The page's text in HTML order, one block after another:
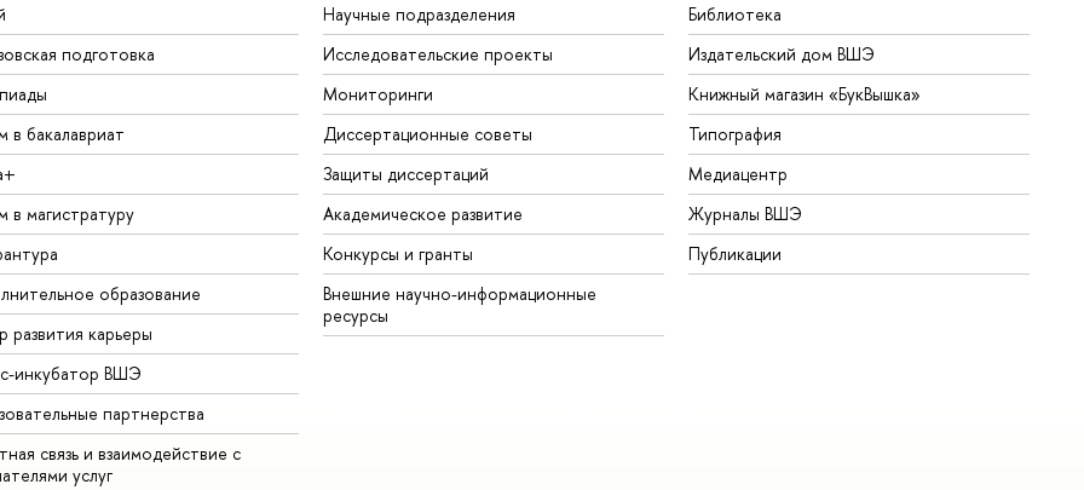
подготовка
в бакалавриат
в магистратуру
образование
развития карьеры
инкубатор ВШЭ
партнерства
связь и взаимодействие с
услуг
Научные подразделения
Исследовательские проекты
Мониторинги
Диссертационные советы
Защиты диссертаций
Академическое развитие
Конкурсы и гранты
Внешние научно-информационные
ресурсы
Библиотека
Издательский дом ВШЭ
Книжный магазин «БукВышка»
Типография
Медиацентр
Журналы ВШЭ
Публикации